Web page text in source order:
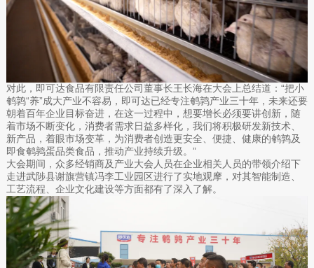
对此，即可达食品有限责任公司董事长王长海在大会上总结道：“把小
鹌鹑“养”成大产业不容易，即可达已经专注鹌鹑产业三十年，未来还要
朝着百年企业目标奋进，在这一过程中，想要增长必须要讲创新，随
着市场不断变化，消费者需求日益多样化，我们将积极研发新技术、
新产品，着眼市场变革，为消费者创造更安全、便捷、健康的鹌鹑及
即食鹌鹑蛋品类食品，推动产业持续升级。”
大会期间，众多经销商及产业大会人员在企业相关人员的带领介绍下
走进武陟县谢旗营镇冯李工业园区进行了实地观摩，对其智能制造、
工艺流程、企业文化建设等方面都有了深入了解。